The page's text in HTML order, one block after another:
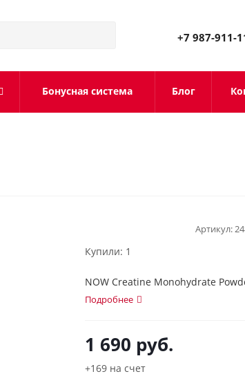
+7 987-911-
Бонусная система Блог
Артикул:
Купили: 1
NOW Creatine Monohydrate
Подробнее
1 690 руб.
+169 на счет